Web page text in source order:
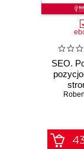
SEO.